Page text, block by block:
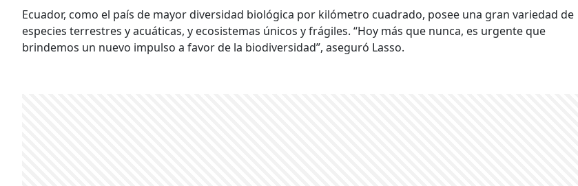
Ecuador, como el país de mayor diversidad biológica por kilómetro cuadrado, posee una gran variedad de
especies terrestres y acuáticas, y ecosistemas únicos y frágiles. “Hoy más que nunca, es urgente que
brindemos un nuevo impulso a favor de la biodiversidad”, aseguró Lasso.